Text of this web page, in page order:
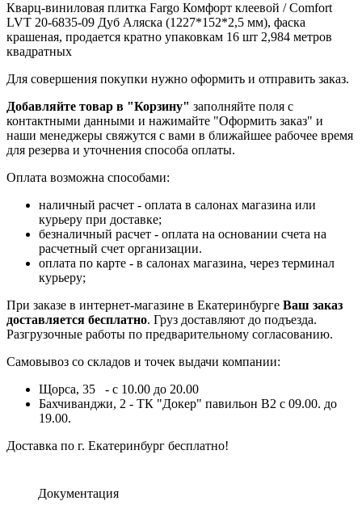
Кварц-виниловая плитка Fargo Комфорт клеевой / Comfort
LVT 20-6835-09 Дуб Аляска (1227*152*2,5 мм), фаска
крашеная, продается кратно упаковкам 16 шт 2,984 метров
квадратных
Для совершения покупки нужно оформить и отправить заказ.
Добавляйте товар в "Корзину" заполняйте поля с
контактными данными и нажимайте "Оформить заказ" и
наши менеджеры свяжутся с вами в ближайшее рабочее время
для резерва и уточнения способа оплаты.
Оплата возможна способами:
наличный расчет - оплата в салонах магазина или
курьеру при доставке;
безналичный расчет - оплата на основании счета на
расчетный счет организации.
оплата по карте - в салонах магазина, через терминал
курьеру;
При заказе в интернет-магазине в Екатеринбурге Ваш заказ
доставляется бесплатно. Груз доставляют до подъезда.
Разгрузочные работы по предварительному согласованию.
Самовывоз со складов и точек выдачи компании:
Щорса, 35 - с 10.00 до 20.00
Бахчиванджи, 2 - ТК "Докер" павильон B2 с 09.00. до
19.00.
Доставка по г. Екатеринбург бесплатно!
Документация